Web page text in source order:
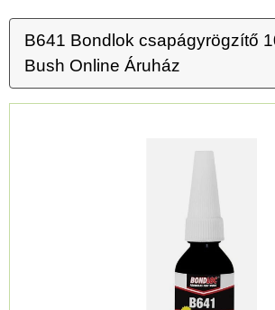
B641 Bondlok csapágyrögzítő
Bush Online Áruház